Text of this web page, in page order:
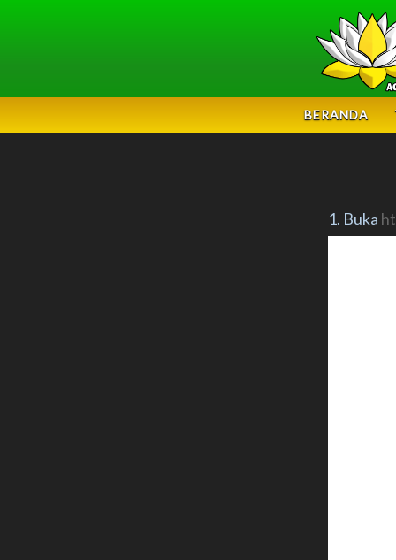
BERANDA
1. Buka